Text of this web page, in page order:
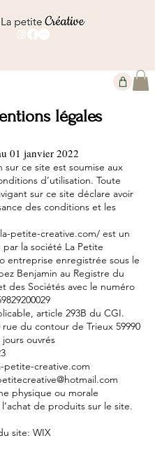
légales
01 janvier 2022
sur ce site est soumise aux
d’utilisation. Toute
sur ce site déclare avoir
des conditions et les
petite-creative.com/ est un
la société La Petite
entreprise enregistrée sous le
Benjamin au Registre du
des Sociétés avec le numéro
article 293B du CGI.
rue du contour de Trieux 59990
jours ouvrés
petite-creative.com
physique ou morale
de produits sur le site.
site: WIX